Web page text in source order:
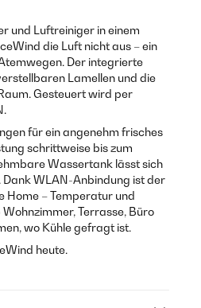
und Luftreiniger in einem
die Luft nicht aus – ein
Der integrierte
Lamellen und die
Gesteuert wird per
für ein angenehm frisches
schrittweise bis zum
Wassertank lässt sich
WLAN-Anbindung ist der
Home – Temperatur und
Terrasse, Büro
wo Kühle gefragt ist.
heute.